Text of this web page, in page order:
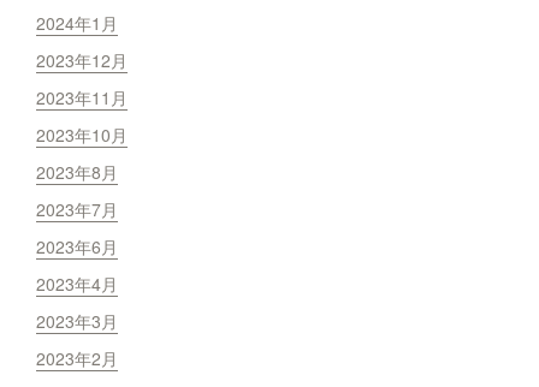
2024年1月
2023年12月
2023年11月
2023年10月
2023年8月
2023年7月
2023年6月
2023年4月
2023年3月
2023年2月